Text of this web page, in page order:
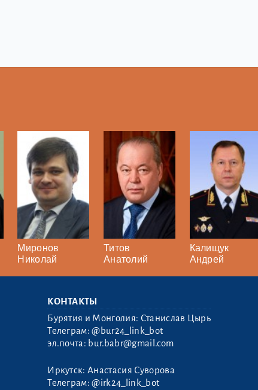
Миронов
Николай
Титов
Анатолий
Калищук
Андрей
КОНТАКТЫ
Бурятия и Монголия: Станислав Цырь
Телеграм:@bur24_link_bot
эл.почта: bur.babr@gmail.com
Иркутск: Анастасия Суворова
Телеграм:@irk24_link_bot